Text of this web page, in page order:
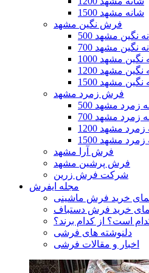
1500 شانه مشهد
فرش نگین مشهد
شانه نگین مشهد
شانه نگین مشهد
نگین مشهد
نگین مشهد
نگین مشهد
فرش زمرد مشهد
زمرد مشهد
زمرد مشهد
زمرد مشهد
زمرد مشهد
فرش آرا مشهد
فرش پرشین مشهد
شرکت فرش زرین
مجله ایفرش
خرید فرش ماشینی
خرید فرش دستباف
است؟ از کدام برند؟
دلنوشته های فرشی
اخبار و مقالات فرشی